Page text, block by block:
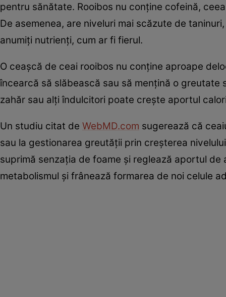
pentru sănătate. Rooibos nu conține cofeină,
De asemenea, are niveluri mai scăzute de
anumiți nutrienți, cum ar fi fierul.
O ceașcă de ceai rooibos nu conține aproape
încearcă să slăbească sau să mențină o
zahăr sau alți îndulcitori poate crește aportul
Un studiu citat de WebMD.com sugerează că
sau la gestionarea greutății prin creșterea
suprimă senzația de foame și reglează aportul
metabolismul și frânează formarea de noi celule